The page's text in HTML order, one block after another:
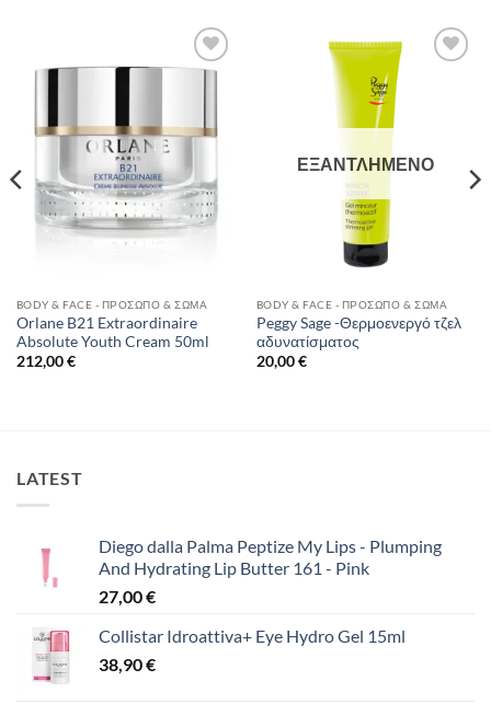
BODY & FACE - ΠΡΌΣΩΠΟ & ΣΏΜΑ
Orlane B21 Extraordinaire
Absolute Youth Cream 50ml
212,00€
ΕΞΑΝΤΛΗΜΈΝΟ
BODY & FACE - ΠΡΌΣΩΠΟ & ΣΏΜΑ
Peggy Sage -Θερμοενεργό τζελ
αδυνατίσματος
20,00€
LATEST
Diego dalla Palma Peptize My Lips - Plumping
And Hydrating Lip Butter 161 - Pink
27,00€
Collistar Idroattiva+ Eye Hydro Gel 15ml
38,90€